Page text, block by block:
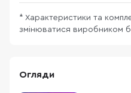
* Характеристики та
змінюватися виробником
Огляди